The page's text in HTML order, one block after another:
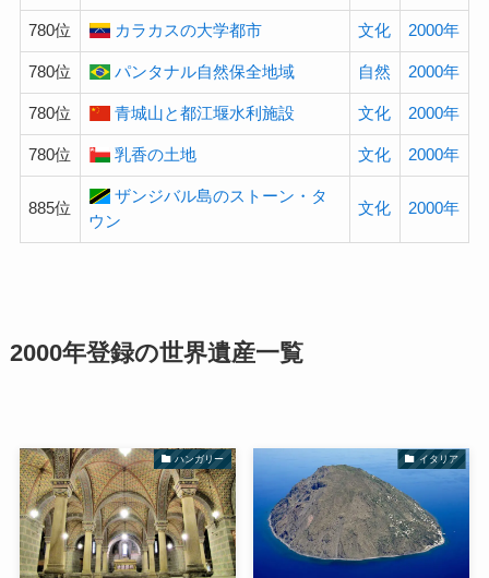
780位 カラカスの大学都市 文化 2000年
780位 パンタナル自然保全地域 自然 2000年
780位 青城山と都江堰水利施設 文化 2000年
780位 乳香の土地 文化 2000年
885位
ザンジバル島のストーン・タ
ウン
文化 2000年
2000年登録の世界遺産一覧
ハンガリー イタリア